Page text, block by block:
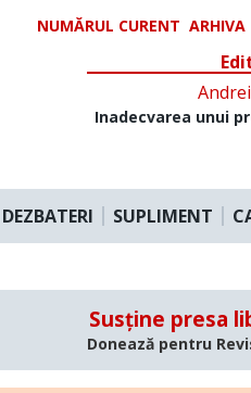
NUMĂRUL CURENT ARHIVA
Andrei
Inadecvarea unui
DEZBATERI SUPLIMENT
Susține presa
Donează pentru